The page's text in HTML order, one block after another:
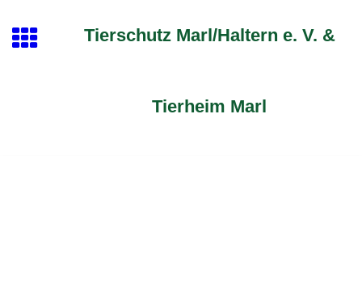
Tierschutz Marl/Haltern e. V. &
Tierheim Marl